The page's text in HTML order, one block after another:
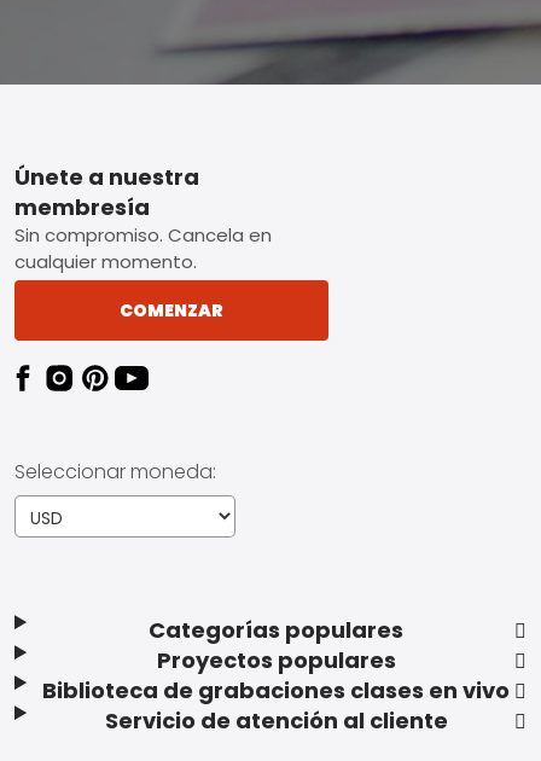
Footer
Categorías populares
Proyectos populares
Biblioteca de grabaciones clases en vivo
Servicio de atención al cliente
Únete a nuestra
membresía
Sin compromiso. Cancela en
cualquier momento.
COMENZAR
Seleccionar moneda: